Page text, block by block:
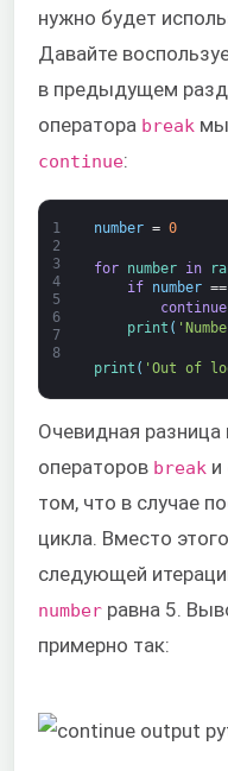
нужно будет
Давайте
в предыдущем
оператора break мы
continue:
1
2
3
4
5
6
7
8
number = 0
for number in
if
number ==
continue
print (
print ( 'Out of
Очевидная
операторов break и
том, что в случае
цикла. Вместо
следующей
number равна 5.
примерно так: